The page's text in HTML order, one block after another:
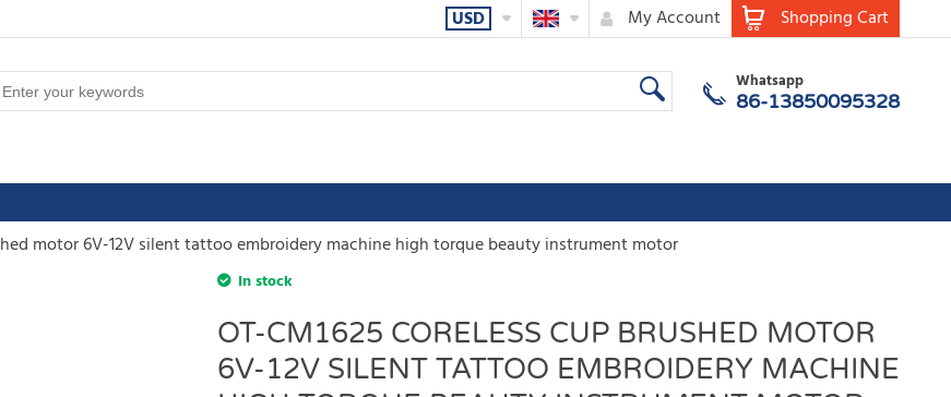
Shopping Cart
My Account
USD
Whatsapp
86-13850095328
motor 6V-12V silent tattoo embroidery machine high torque beauty instrument motor
In stock
OT-CM1625 CORELESS CUP BRUSHED MOTOR
6V-12V SILENT TATTOO EMBROIDERY MACHINE